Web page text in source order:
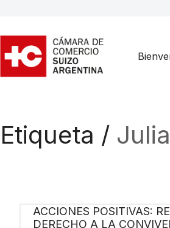
Etiqueta /
ACCIONES POSITIVAS:
DERECHO A LA